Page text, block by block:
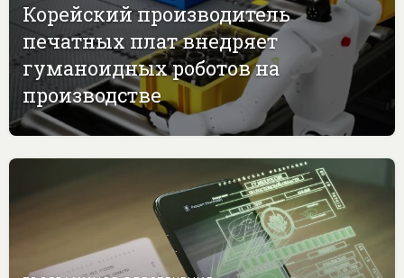
Корейский производитель
печатных плат внедряет
гуманоидных роботов на
производстве